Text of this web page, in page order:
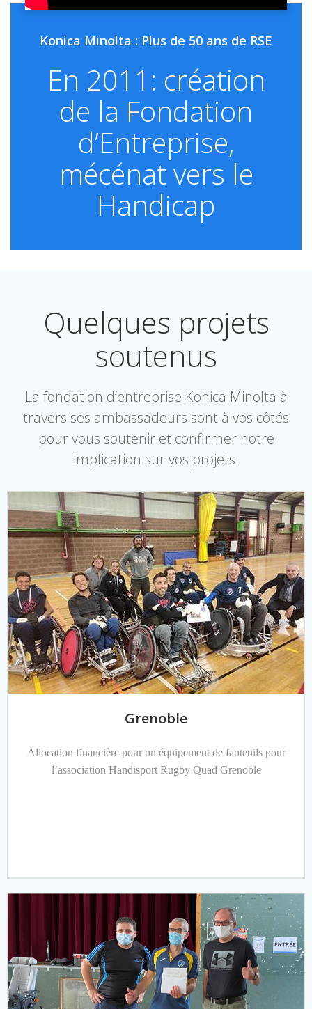
Konica Minolta : Plus de 50 ans de RSE
En 2011: création
de la Fondation
d’Entreprise,
mécénat vers le
Handicap
Quelques projets
soutenus
La fondation d’entreprise Konica Minolta à
travers ses ambassadeurs sont à vos côtés
pour vous soutenir et confirmer notre
implication sur vos projets.
Grenoble
Allocation financière pour un équipement de fauteuils pour
l’association Handisport Rugby Quad Grenoble